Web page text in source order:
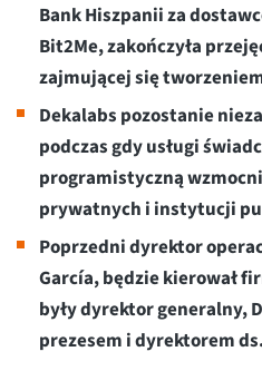
Bank Hiszpanii za
Bit2Me, zakończyła
zajmującej się
Dekalabs pozostanie
podczas gdy usługi
programistyczną
prywatnych i instytucji
Poprzedni dyrektor
García, będzie kierował
były dyrektor generalny,
prezesem i dyrektorem